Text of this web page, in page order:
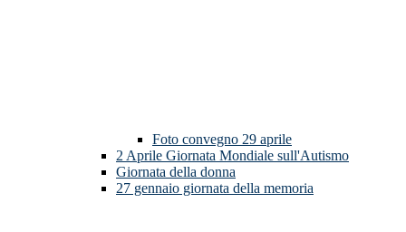
Foto convegno 29 aprile
2 Aprile Giornata Mondiale sull'Autismo
Giornata della donna
27 gennaio giornata della memoria